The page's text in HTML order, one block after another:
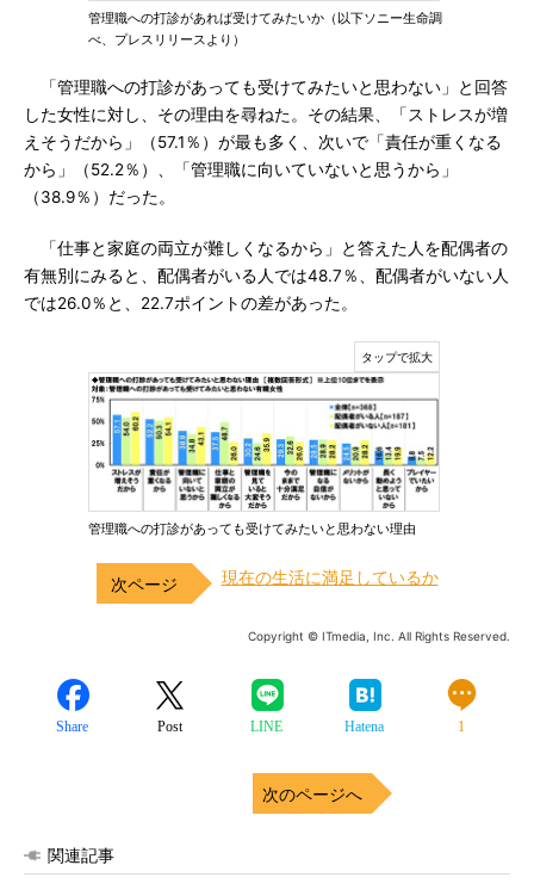
管理職への打診があれば受けてみたいか（以下ソニー生命調
べ、プレスリリースより）
「管理職への打診があっても受けてみたいと思わない」と回答
した女性に対し、その理由を尋ねた。その結果、「ストレスが増
えそうだから」（57.1％）が最も多く、次いで「責任が重くなる
から」（52.2％）、「管理職に向いていないと思うから」
（38.9％）だった。
「仕事と家庭の両立が難しくなるから」と答えた人を配偶者の
有無別にみると、配偶者がいる人では48.7％、配偶者がいない人
では26.0％と、22.7ポイントの差があった。
管理職への打診があっても受けてみたいと思わない理由
現在の生活に満足しているか
Copyright © ITmedia, Inc. All Rights Reserved.
Share Post LINE Hatena 1
次のページへ
関連記事